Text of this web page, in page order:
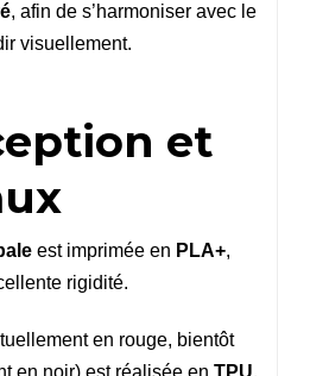
, afin de s’harmoniser avec le
visuellement.
et
est imprimée en PLA+,
rigidité.
en rouge, bientôt